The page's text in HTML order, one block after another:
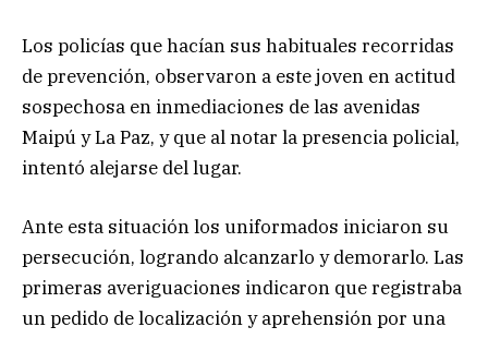
Los policías que hacían sus habituales recorridas
de prevención, observaron a este joven en actitud
sospechosa en inmediaciones de las avenidas
Maipú y La Paz, y que al notar la presencia policial,
intentó alejarse del lugar.
Ante esta situación los uniformados iniciaron su
persecución, logrando alcanzarlo y demorarlo. Las
primeras averiguaciones indicaron que registraba
un pedido de localización y aprehensión por una